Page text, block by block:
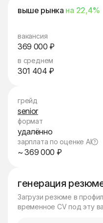
выше рынка на 22,4%
вакансия
369 000 ₽
в среднем
301 404 ₽
генерация
Загрузи резюме в
временное CV под эту
грейд
senior
формат
удалённо
зарплата по оценке AI
~ 369 000 ₽